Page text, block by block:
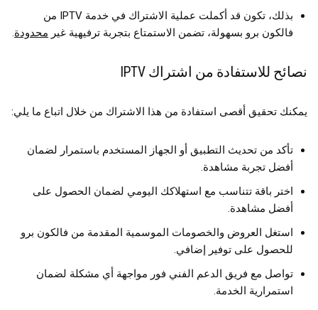
بذلك، تكون قد أكملت عملية الاشتراك في خدمة IPTV من
فالكون برو بسهولة، تضمن الاستمتاع بتجربة ترفيهية غير محدودة.
نصائح للاستفادة من اشتراك IPTV
يمكنك تحقيق أقصى استفادة من هذا الاشتراك من خلال اتباع ما يلي:
تأكد من تحديث التطبيق أو الجهاز المستخدم باستمرار لضمان
أفضل تجربة مشاهدة.
اختر باقة تتناسب مع استهلاكك اليومي لضمان الحصول على
أفضل مشاهدة.
استغل العروض والخصومات الموسمية المقدمة من فالكون برو
للحصول على توفير إضافي.
تواصل مع فريق الدعم الفني فور مواجهة أي مشكلة لضمان
استمرارية الخدمة.